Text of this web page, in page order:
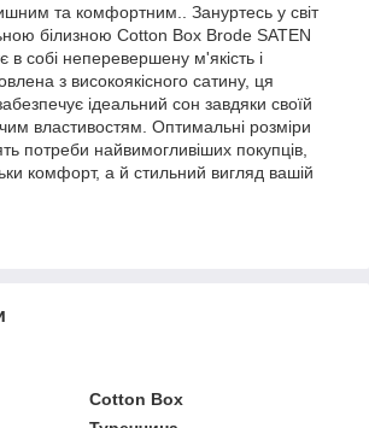
та комфортним.. Зануртесь у світ
білизною Cotton Box Brode SATEN
в собі неперевершену м'якість і
з високоякісного сатину, ця
ідеальний сон завдяки своїй
властивостям. Оптимальні розміри
потреби найвимогливіших покупців,
комфорт, а й стильний вигляд вашій
Cotton Box